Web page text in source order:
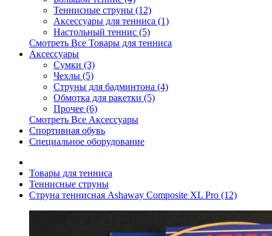
Теннисные струны (12)
Аксессуары для тенниса (1)
Настольный теннис (5)
Смотреть Все Товары для тенниса
Аксессуары
Сумки (3)
Чехлы (5)
Струны для бадминтона (4)
Обмотка для ракетки (5)
Прочее (6)
Смотреть Все Аксессуары
Спортивная обувь
Специальное оборудование
Товары для тенниса
Теннисные струны
Струна теннисная Ashaway Composite XL Pro (12)